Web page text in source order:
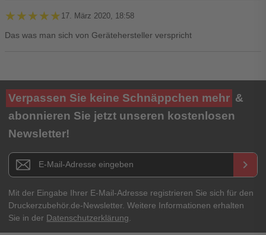
★★★★★
★★★★★ 17. März 2020, 18:58
Das was man sich von Gerätehersteller verspricht
Ihre Bewertung**
★★★★★
Titel**
E-Mail-Adresse
Ihr Passwort
Verpassen Sie keine Schnäppchen mehr &
abonnieren Sie jetzt unseren kostenlosen
Newsletter!
Newsletter E-Mail Adresse keyboard_arrow_right
Mit der Eingabe Ihrer E-Mail-Adresse registrieren Sie sich für den
Druckerzubehör.de-Newsletter. Weitere Informationen erhalten
Sie in der Datenschutzerklärung